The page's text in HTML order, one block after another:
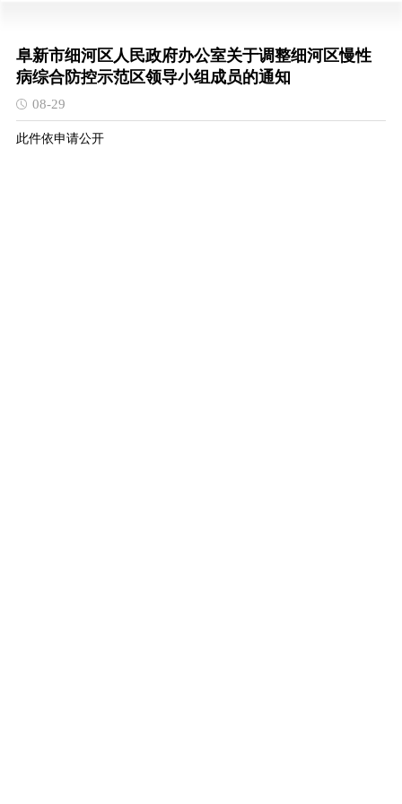
阜新市细河区人民政府办公室关于调整细河区慢性
病综合防控示范区领导小组成员的通知
08-29
此件依申请公开